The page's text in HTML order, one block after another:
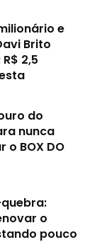
e
Brito
R$ 2,5
do
nunca
o BOX DO
o
pouco